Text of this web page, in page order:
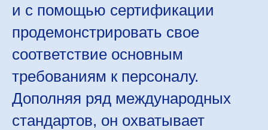
и с помощью сертификации
продемонстрировать свое
соответствие основным
требованиям к персоналу.
Дополняя ряд международных
стандартов, он охватывает